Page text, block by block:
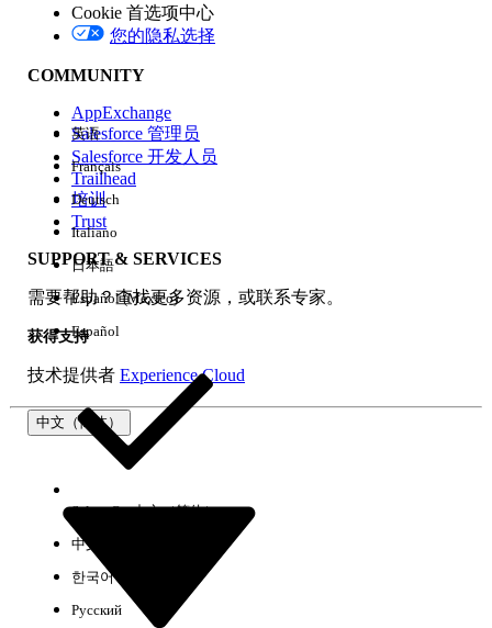
版本
体验
Cookie 首选项中心
您的隐私选择
COMMUNITY
AppExchange
Salesforce 管理员
Salesforce 开发人员
Trailhead
培训
Trust
SUPPORT & SERVICES
需要帮助？查找更多资源，或联系专家。
获得支持
技术提供者 Experience Cloud
中文（简体）
英语
Français
Deutsch
Italiano
日本語
Español (México)
Español
Select Org中文（简体）
中文（繁体）
한국어
Русский